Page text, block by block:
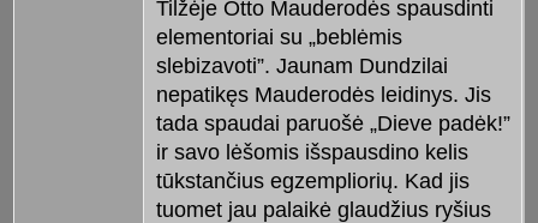
Tilžėje Otto Mauderodės spausdinti
elementoriai su „beblėmis
slebizavoti”. Jaunam Dundzilai
nepatikęs Mauderodės leidinys. Jis
tada spaudai paruošė „Dieve padėk!”
ir savo lėšomis išspausdino kelis
tūkstančius egzempliorių. Kad jis
tuomet jau palaikė glaudžius ryšius